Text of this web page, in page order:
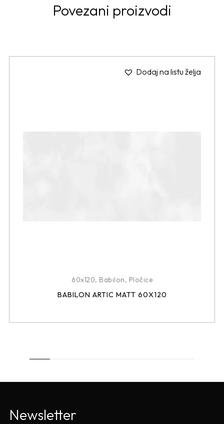
Povezani proizvodi
Dodaj na listu želja
60x120, Babilon, Pločice
BABILON ARTIC MATT 60X120
Newsletter